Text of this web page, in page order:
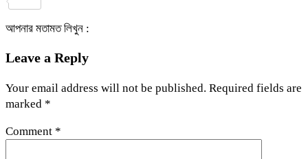
আপনার মতামত লিখুন :
Leave a Reply
Your email address will not be published. Required fields are
marked *
Comment *